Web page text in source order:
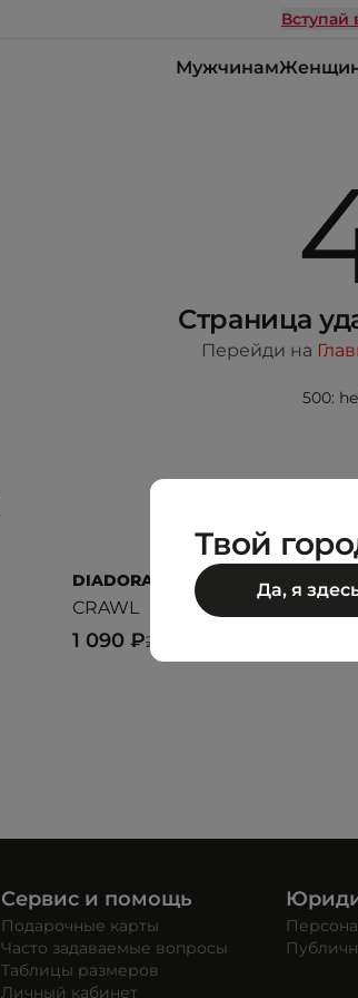
Вступай
Мужчинам
Страница
Перейди на
500:
DIADORA
CRAWL
2 990 ₽
1 090 ₽
Сервис и помощь
Подарочные карты
Часто задаваемые вопросы
Таблицы размеров
Личный кабинет
Твой
Да, я